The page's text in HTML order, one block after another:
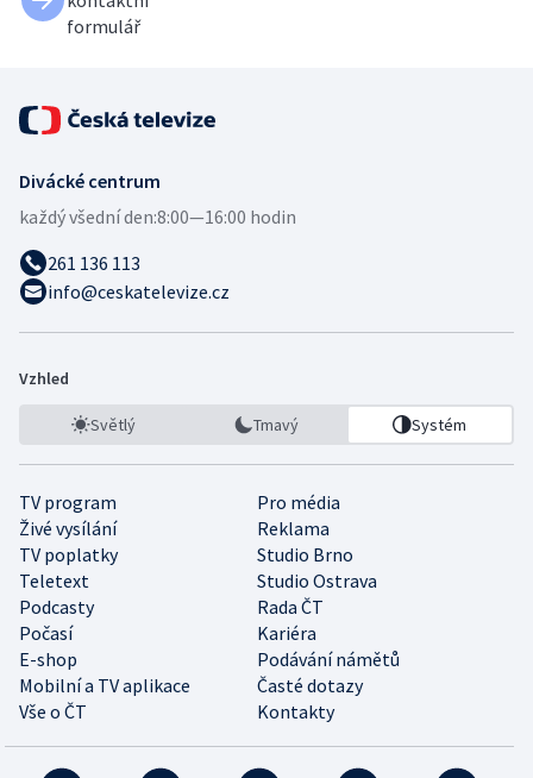
formulář
Divácké centrum
každý všední den:8:00—16:00 hodin
261 136 113
info@ceskatelevize.cz
Vzhled
Světlý Tmavý Systém
TV program
Pro média
Živé vysílání
Reklama
TV poplatky
Studio Brno
Teletext
Studio Ostrava
Podcasty
Rada ČT
Počasí
Kariéra
E-shop
Podávání námětů
Mobilní a TV aplikace
Časté dotazy
Vše o ČT
Kontakty